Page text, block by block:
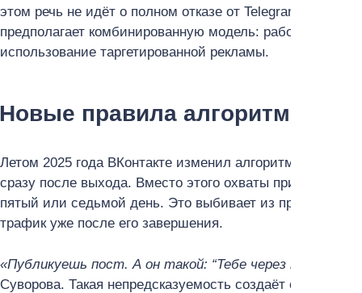
этом речь не идёт о полном отказе от Telegram или
предполагает комбинированную модель: работа с
использование таргетированной рекламы.
Новые правила алгоритмов
Летом 2025 года ВКонтакте изменил алгоритмы, и
сразу после выхода. Вместо этого охваты приходят
пятый или седьмой день. Это выбивает из привычного
трафик уже после его завершения.
«Публикуешь пост. А он такой: “Тебе через неделю
Суворова. Такая непредсказуемость создаёт